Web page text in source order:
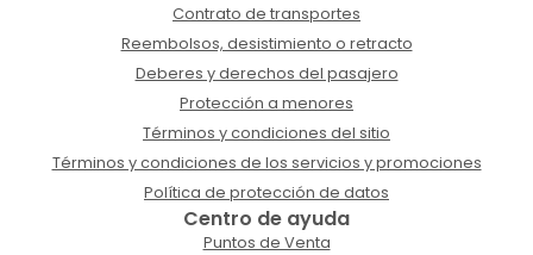
Contrato de transportes
Reembolsos, desistimiento o retracto
Deberes y derechos del pasajero
Protección a menores
Términos y condiciones del sitio
Términos y condiciones de los servicios y promociones
Política de protección de datos
Centro de ayuda
Puntos de Venta